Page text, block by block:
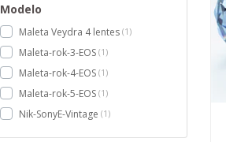
Modelo
Maleta Veydra 4 lentes 1
Maleta-rok-3-EOS 1
Maleta-rok-4-EOS 1
Maleta-rok-5-EOS 1
Nik-SonyE-Vintage 1